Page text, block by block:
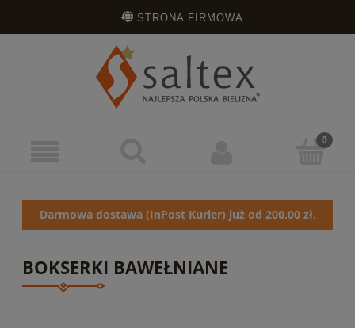
STRONA FIRMOWA
ZAREJESTRUJ SIĘ ZALOGUJ SIĘ
Darmowa dostawa (InPost Kurier) już od 200,00 zł.
BOKSERKI BAWEŁNIANE